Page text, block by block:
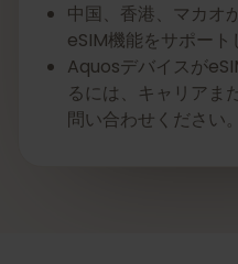
中国、香港、マカオ
eSIM機能をサポート
Aquosデバイスが
るには、キャリアま
問い合わせください。